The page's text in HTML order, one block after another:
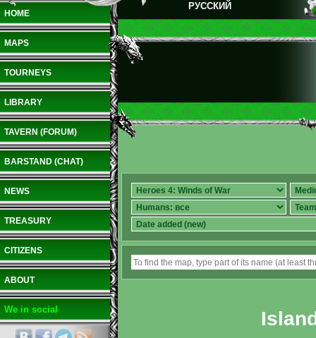
HOME
MAPS
TOURNEYS
LIBRARY
TAVERN (FORUM)
BARSTAND (CHAT)
NEWS
TREASURY
CITIZENS
ABOUT
We in social
РУССКИЙ